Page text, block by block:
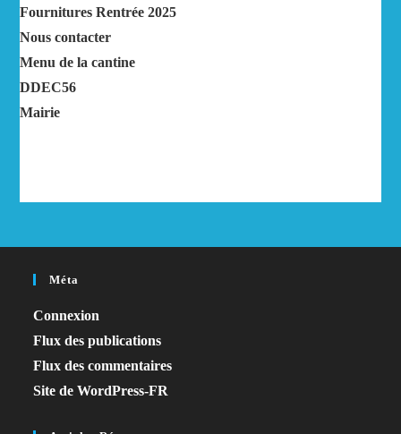
Fournitures Rentrée 2025
Nous contacter
Menu de la cantine
DDEC56
Mairie
Méta
Connexion
Flux des publications
Flux des commentaires
Site de WordPress-FR